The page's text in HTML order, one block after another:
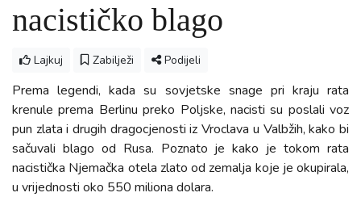
nacističko blago
Lajkuj Zabilježi Podijeli
Prema legendi, kada su sovjetske snage pri kraju rata
krenule prema Berlinu preko Poljske, nacisti su poslali voz
pun zlata i drugih dragocjenosti iz Vroclava u Valbžih, kako bi
sačuvali blago od Rusa. Poznato je kako je tokom rata
nacistička Njemačka otela zlato od zemalja koje je okupirala,
u vrijednosti oko 550 miliona dolara.